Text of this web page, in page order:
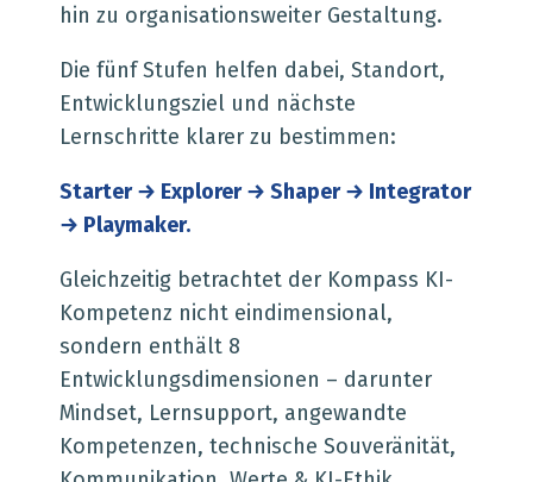
hin zu organisationsweiter Gestaltung.
Die fünf Stufen helfen dabei, Standort,
Entwicklungsziel und nächste
Lernschritte klarer zu bestimmen:
Starter → Explorer → Shaper → Integrator
→ Playmaker.
Gleichzeitig betrachtet der Kompass KI-
Kompetenz nicht eindimensional,
sondern enthält 8
Entwicklungsdimensionen – darunter
Mindset, Lernsupport, angewandte
Kompetenzen, technische Souveränität,